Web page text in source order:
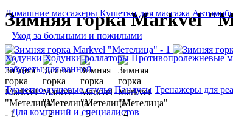
Домашние массажеры Кушетки для массажа
Уход за больными и пожилыми
ХодункиХодунки-роллаторы Противопролежневые
табуреты для ванной
Туалетно-душевые стулья Пандусы Тренажеры для
Для компаний и специалистов
Зимняя горка Markvel